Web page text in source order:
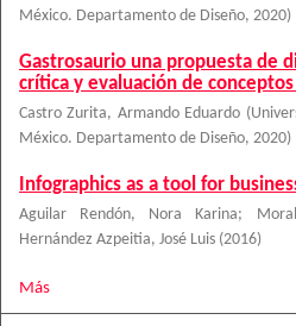
México. Departamento de Diseño, 2020)
Gastrosaurio una propuesta de
crítica y evaluación de
Castro Zurita, Armando Eduardo (
México. Departamento de Diseño, 2020)
Infographics as a tool for
Aguilar Rendón, Nora Karina;
Hernández Azpeitia, José Luis (2016)
Más